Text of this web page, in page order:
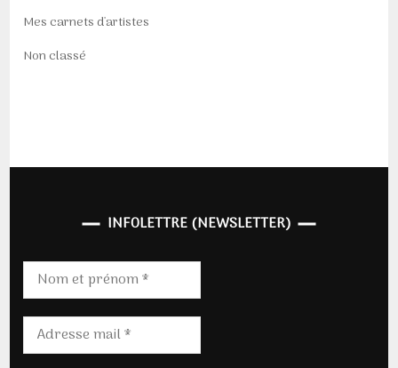
Mes carnets d'artistes
Non classé
INFOLETTRE (NEWSLETTER)